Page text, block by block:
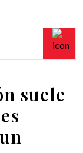
suele